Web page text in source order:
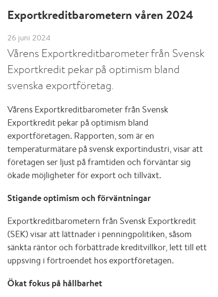
Exportkreditbarometern våren 2024
26 juni 2024
Vårens Exportkreditbarometer från Svensk
Exportkredit pekar på optimism bland
svenska exportföretag.
Vårens Exportkreditbarometer från Svensk
Exportkredit pekar på optimism bland
exportföretagen. Rapporten, som är en
temperaturmätare på svensk exportindustri, visar att
företagen ser ljust på framtiden och förväntar sig
ökade möjligheter för export och tillväxt.
Stigande optimism och förväntningar
Exportkreditbarometern från Svensk Exportkredit
(SEK) visar att lättnader i penningpolitiken, såsom
sänkta räntor och förbättrade kreditvillkor, lett till ett
uppsving i förtroendet hos exportföretagen.
Ökat fokus på hållbarhet